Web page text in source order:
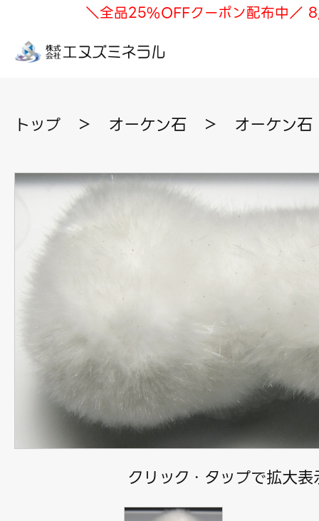
＼全品25%OFFクーポン配布中／
トップ ＞ オーケン石 ＞ オーケン石
クリック・タップで拡大表